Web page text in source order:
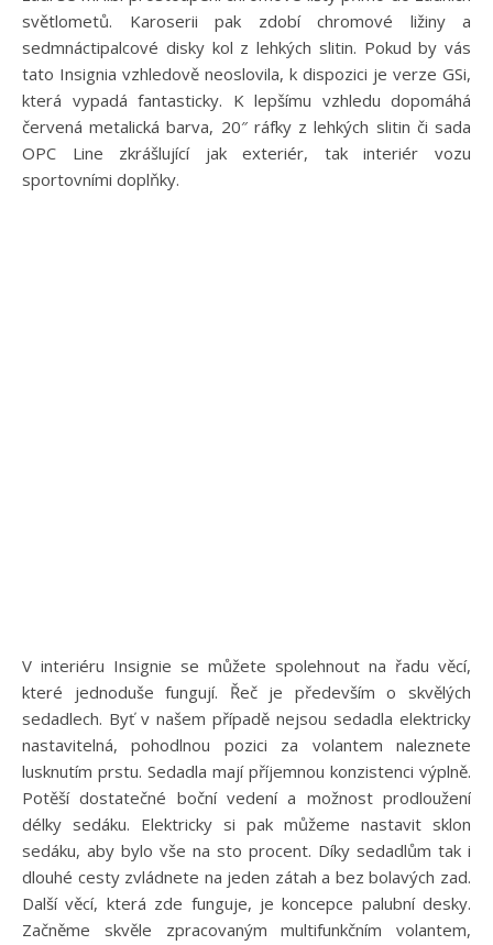
světlometů. Karoserii pak zdobí chromové ližiny a
sedmnáctipalcové disky kol z lehkých slitin. Pokud by vás
tato Insignia vzhledově neoslovila, k dispozici je verze GSi,
která vypadá fantasticky. K lepšímu vzhledu dopomáhá
červená metalická barva, 20″ ráfky z lehkých slitin či sada
OPC Line zkrášlující jak exteriér, tak interiér vozu
sportovními doplňky.
V interiéru Insignie se můžete spolehnout na řadu věcí,
které jednoduše fungují. Řeč je především o skvělých
sedadlech. Byť v našem případě nejsou sedadla elektricky
nastavitelná, pohodlnou pozici za volantem naleznete
lusknutím prstu. Sedadla mají příjemnou konzistenci výplně.
Potěší dostatečné boční vedení a možnost prodloužení
délky sedáku. Elektricky si pak můžeme nastavit sklon
sedáku, aby bylo vše na sto procent. Díky sedadlům tak i
dlouhé cesty zvládnete na jeden zátah a bez bolavých zad.
Další věcí, která zde funguje, je koncepce palubní desky.
Začněme skvěle zpracovaným multifunkčním volantem,